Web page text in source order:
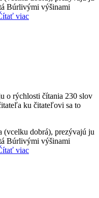
Búrlivými výšinami
viac
o rýchlosti čítania 230 slov
ku čitateľovi sa to
(vcelku dobrá), prezývajú ju
Búrlivými výšinami
viac